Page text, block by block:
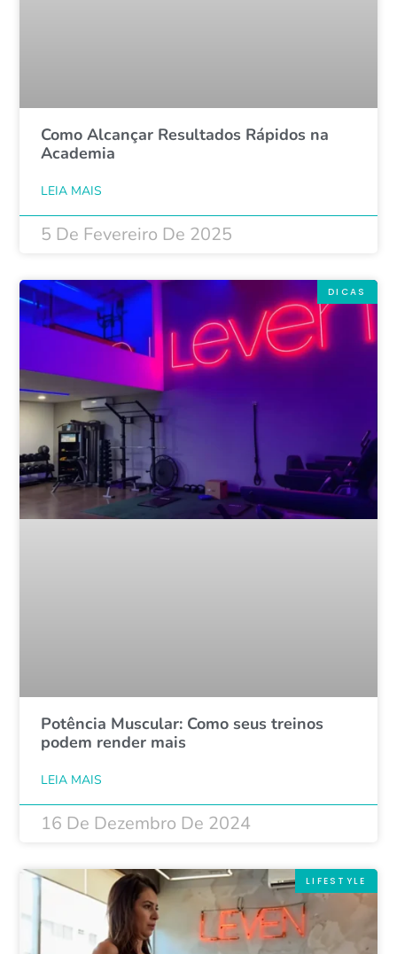
Como Alcançar Resultados Rápidos na
Academia
LEIA MAIS
5 De Fevereiro De 2025
DICAS
Potência Muscular: Como seus treinos
podem render mais
LEIA MAIS
16 De Dezembro De 2024
LIFESTYLE